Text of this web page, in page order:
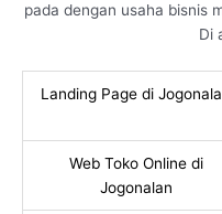
pada dengan usaha bisnis
Di
Landing Page di
Web Toko Online di
Jogonalan